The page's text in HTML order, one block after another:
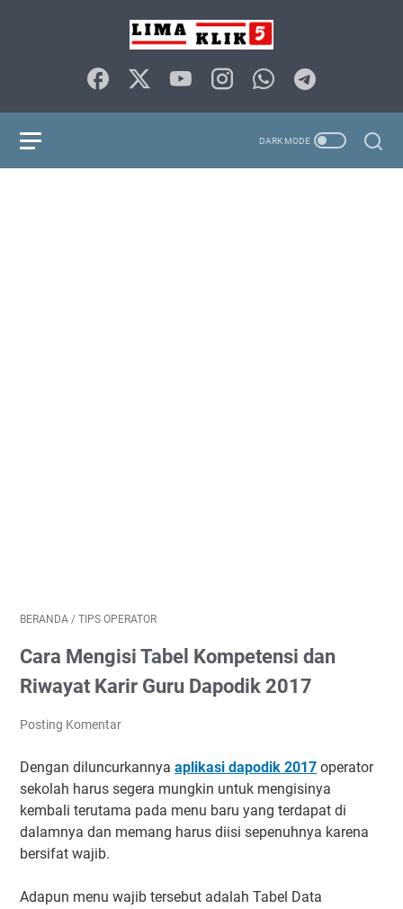
BERANDA / TIPS OPERATOR
Cara Mengisi Tabel Kompetensi dan
Riwayat Karir Guru Dapodik 2017
Posting Komentar
Dengan diluncurkannya aplikasi dapodik 2017 operator
sekolah harus segera mungkin untuk mengisinya
kembali terutama pada menu baru yang terdapat di
dalamnya dan memang harus diisi sepenuhnya karena
bersifat wajib.
Adapun menu wajib tersebut adalah Tabel Data